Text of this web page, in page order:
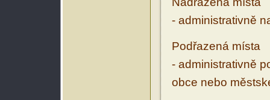
- administrativně
Podřazená místa
- administrativně
obce nebo